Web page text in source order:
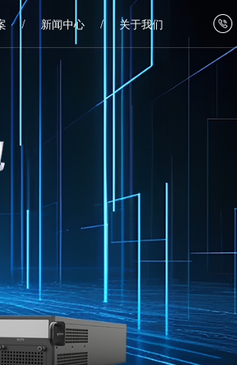
/ 新闻中心 / 关于我们